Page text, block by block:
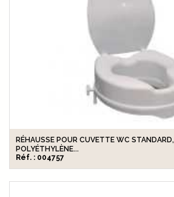
RÉHAUSSE POUR CUVETTE WC STANDARD,
POLYÉTHYLÈNE...
Réf. : 004757